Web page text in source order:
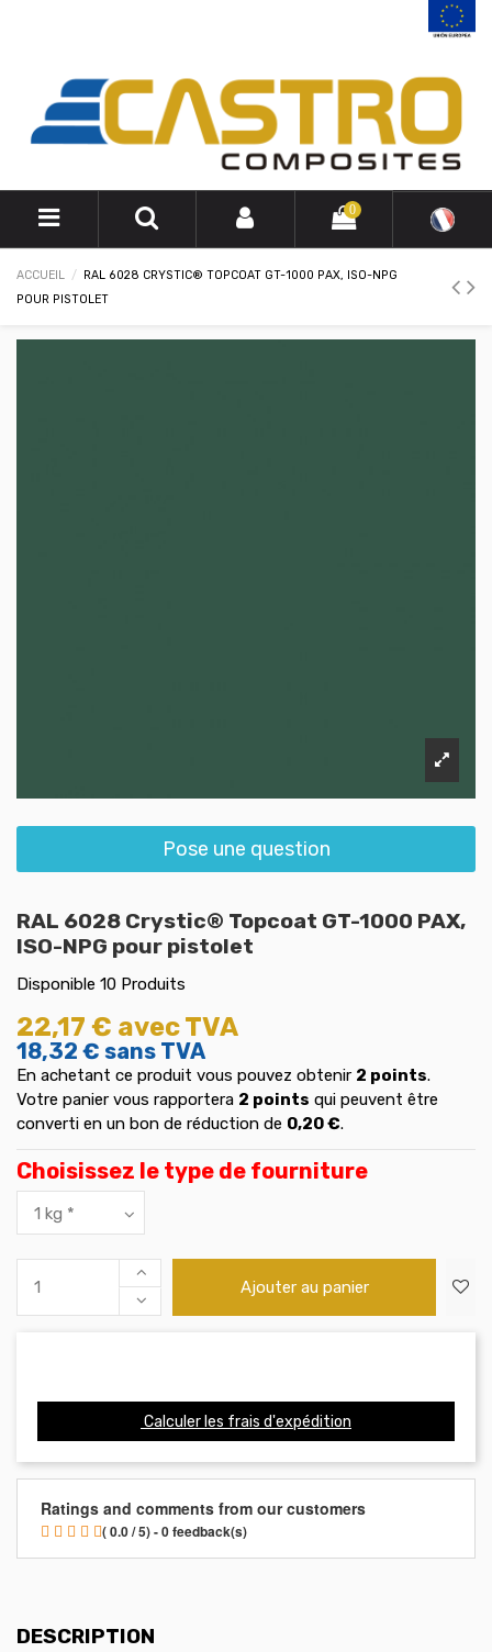
0
ACCUEIL
RAL 6028 CRYSTIC® TOPCOAT GT-1000 PAX, ISO-NPG
POUR PISTOLET
Pose une question
RAL 6028 Crystic® Topcoat GT-1000 PAX,
ISO-NPG pour pistolet
Disponible 10 Produits
22,17 € avec TVA
18,32 € sans TVA
En achetant ce produit vous pouvez obtenir 2 points.
Votre panier vous rapportera 2 points qui peuvent être
converti en un bon de réduction de 0,20 €.
Choisissez le type de fourniture
Ajouter au panier
Calculer les frais d'expédition
Ratings and comments from our customers
( 0.0 / 5) - 0 feedback(s)
DESCRIPTION